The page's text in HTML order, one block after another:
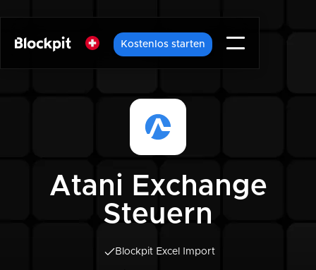
Kostenlos starten
Atani Exchange
Steuern
Blockpit Excel Import